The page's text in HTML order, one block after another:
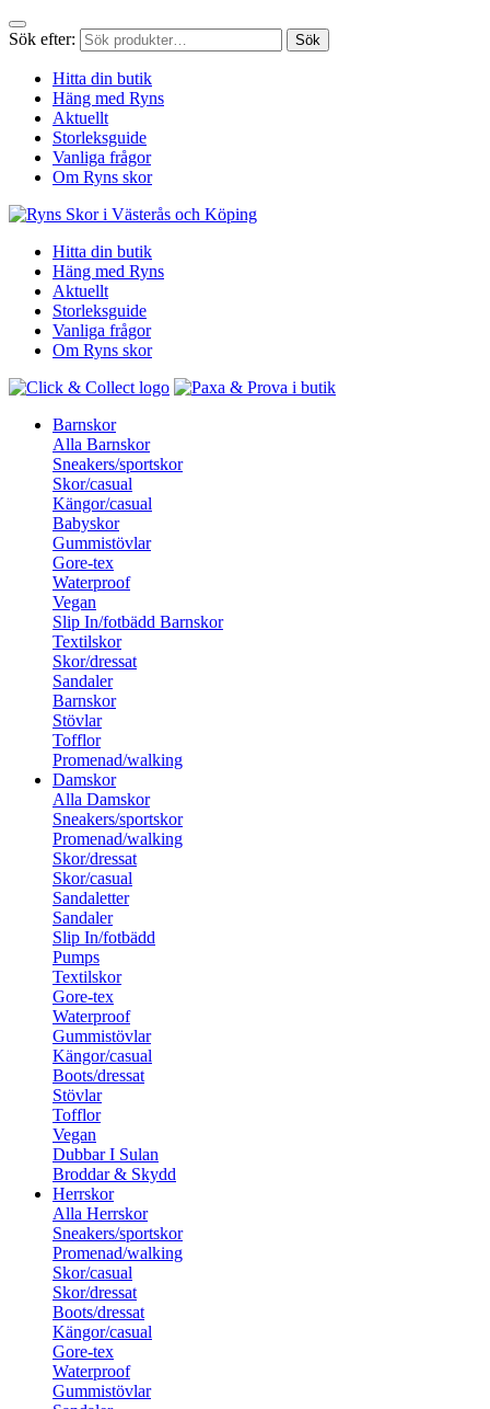
Sök efter: Sök
Hitta din butik
Häng med Ryns
Aktuellt
Storleksguide
Vanliga frågor
Om Ryns skor
Hitta din butik
Häng med Ryns
Aktuellt
Storleksguide
Vanliga frågor
Om Ryns skor
Barnskor
Alla Barnskor
Sneakers/sportskor
Skor/casual
Kängor/casual
Babyskor
Gummistövlar
Gore-tex
Waterproof
Vegan
Slip In/fotbädd Barnskor
Textilskor
Skor/dressat
Sandaler
Barnskor
Stövlar
Tofflor
Promenad/walking
Damskor
Alla Damskor
Sneakers/sportskor
Promenad/walking
Skor/dressat
Skor/casual
Sandaletter
Sandaler
Slip In/fotbädd
Pumps
Textilskor
Gore-tex
Waterproof
Gummistövlar
Kängor/casual
Boots/dressat
Stövlar
Tofflor
Vegan
Dubbar I Sulan
Broddar & Skydd
Herrskor
Alla Herrskor
Sneakers/sportskor
Promenad/walking
Skor/casual
Skor/dressat
Boots/dressat
Kängor/casual
Gore-tex
Waterproof
Gummistövlar